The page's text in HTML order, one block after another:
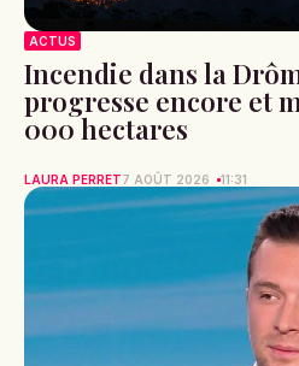
ACTUS
Incendie dans la
progresse encore et
000 hectares
LAURA PERRET7 AOÛT 2026 11:31